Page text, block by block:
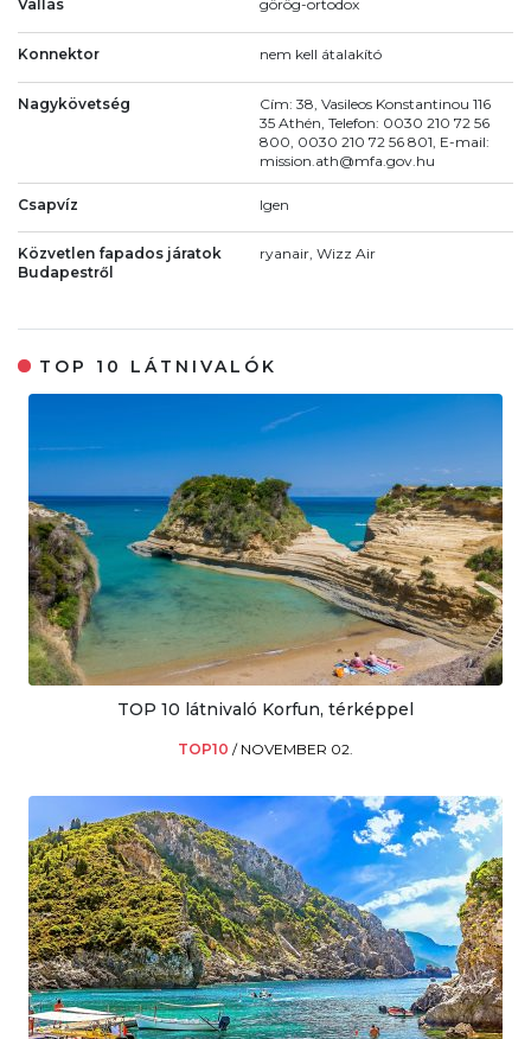
Vallás görög-ortodox
Konnektor nem kell átalakító
Nagykövetség
Cím: 38, Vasileos Konstantinou 116
35 Athén, Telefon: 0030 210 72 56
800, 0030 210 72 56 801, E-mail:
mission.ath@mfa.gov.hu
Csapvíz Igen
Közvetlen fapados járatok
Budapestről
ryanair, Wizz Air
TOP 10 LÁTNIVALÓK
TOP 10 látnivaló Korfun, térképpel
TOP10 / NOVEMBER 02.